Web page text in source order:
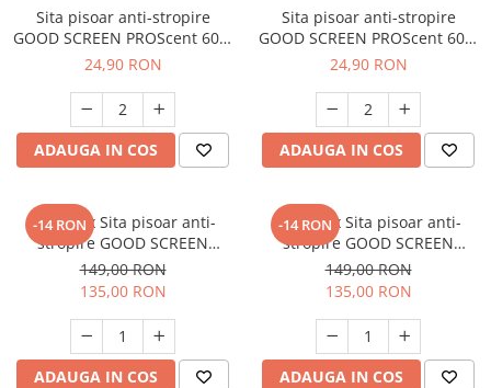
Sita pisoar anti-stropire
GOOD SCREEN PROScent 60+,
Lavender
24,90 RON
ADAUGA IN COS
Sita pisoar anti-stropire
GOOD SCREEN PROScent 60+,
Citrus
24,90 RON
ADAUGA IN COS
-14 RON
SET: 10 x Sita pisoar anti-
stropire GOOD SCREEN
PowerFresh 30+, Citrus
149,00 RON
135,00 RON
ADAUGA IN COS
-14 RON
SET: 10 x Sita pisoar anti-
stropire GOOD SCREEN
PowerFresh 30+, Lavender
149,00 RON
135,00 RON
ADAUGA IN COS